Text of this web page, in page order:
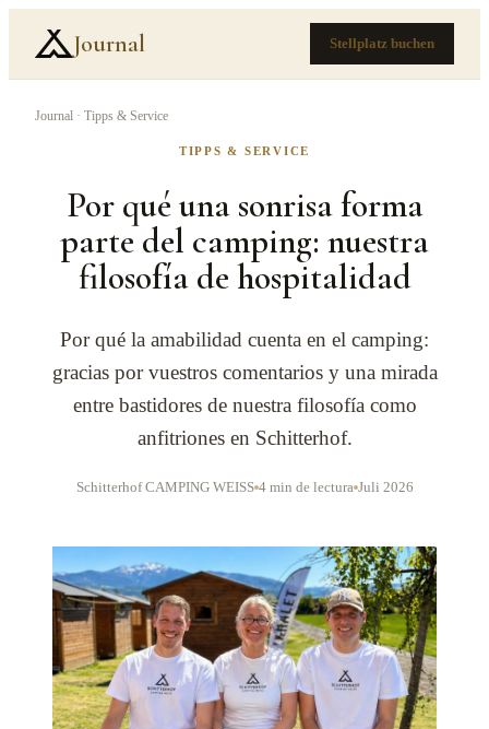
Journal Stellplatz buchen
Journal · Tipps & Service
TIPPS & SERVICE
Por qué una sonrisa forma
parte del camping: nuestra
filosofía de hospitalidad
Por qué la amabilidad cuenta en el camping:
gracias por vuestros comentarios y una mirada
entre bastidores de nuestra filosofía como
anfitriones en Schitterhof.
Schitterhof CAMPING WEISS 4 min de lectura Juli 2026